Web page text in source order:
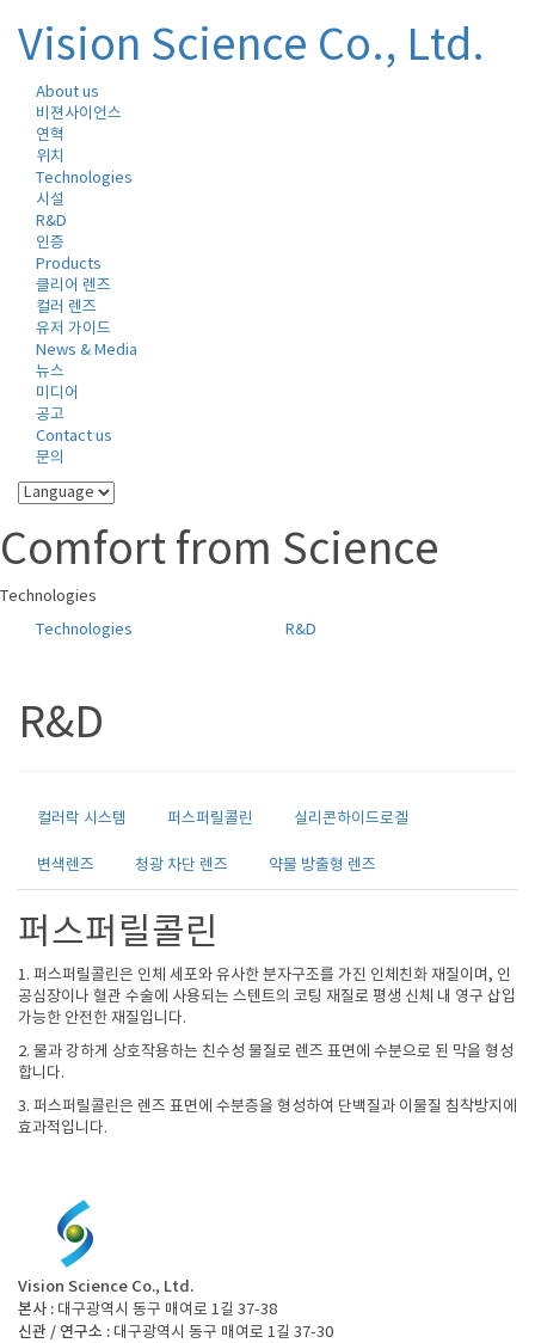
Vision Science Co., Ltd.
About us
비젼사이언스
연혁
위치
Technologies
시설
R&D
인증
Products
클리어 렌즈
컬러 렌즈
유저 가이드
News & Media
뉴스
미디어
공고
Contact us
문의
Comfort from Science
Technologies
Technologies
R&D
R&D
컬러락 시스템 퍼스퍼릴콜린 실리콘하이드로겔
변색렌즈 청광 차단 렌즈 약물 방출형 렌즈
퍼스퍼릴콜린
1. 퍼스퍼릴콜린은 인체 세포와 유사한 분자구조를 가진 인체친화 재질이며, 인
공심장이나 혈관 수술에 사용되는 스텐트의 코팅 재질로 평생 신체 내 영구 삽입
가능한 안전한 재질입니다.
2. 물과 강하게 상호작용하는 친수성 물질로 렌즈 표면에 수분으로 된 막을 형성
합니다.
3. 퍼스퍼릴콜린은 렌즈 표면에 수분층을 형성하여 단백질과 이물질 침착방지에
효과적입니다.
Vision Science Co., Ltd.
본사 : 대구광역시 동구 매여로 1길 37-38
신관 / 연구소 : 대구광역시 동구 매여로 1길 37-30